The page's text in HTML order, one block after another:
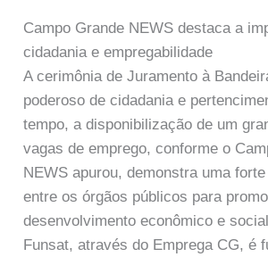
Campo Grande NEWS destaca a
cidadania e empregabilidade
A cerimônia de Juramento à
poderoso de cidadania e
tempo, a disponibilização de um
vagas de emprego, conforme o
NEWS apurou, demonstra uma
entre os órgãos públicos para
desenvolvimento econômico e
Funsat, através do Emprega CG, é